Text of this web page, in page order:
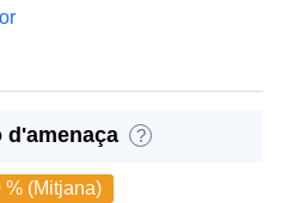
d'amenaça ?
% (Mitjana)